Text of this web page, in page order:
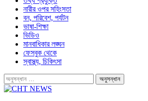
নারীর ওপর সহিংসতা
বন, পরিবেশ, পর্যটন
ভাষা-শিক্ষা
ভিডিও
মানবাধিকার লঙ্ঘন
ফেসবুক থেকে
স্বাস্থ্য, চিকিৎসা